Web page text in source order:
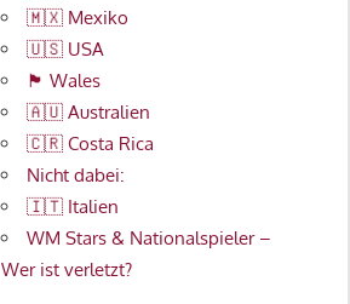
🇲🇽 Mexiko
🇺🇸 USA
🏴󠁧󠁢󠁷󠁬󠁳󠁿 Wales
🇦🇺 Australien
🇨🇷 Costa Rica
Nicht dabei:
🇮🇹 Italien
WM Stars & Nationalspieler –
Wer ist verletzt?